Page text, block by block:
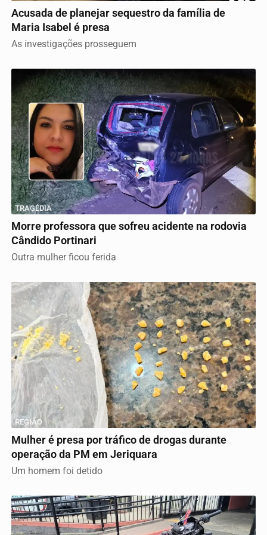
Acusada de planejar sequestro da família de
Maria Isabel é presa
As investigações prosseguem
TRAGÉDIA
Morre professora que sofreu acidente na rodovia
Cândido Portinari
Outra mulher ficou ferida
REGIÃO
Mulher é presa por tráfico de drogas durante
operação da PM em Jeriquara
Um homem foi detido